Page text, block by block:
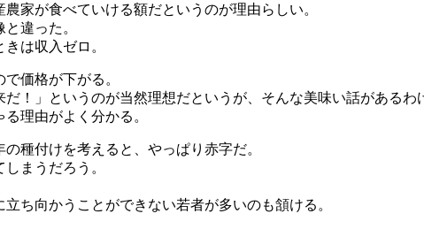
家が食べていける額だというのが理由らしい。
違った。
は収入ゼロ。
価格が下がる。
！」というのが当然理想だというが、そんな美味い話があるわ
理由がよく分かる。
種付けを考えると、やっぱり赤字だ。
まうだろう。
ち向かうことができない若者が多いのも頷ける。